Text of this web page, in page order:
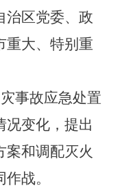
治区党委、政
重大、特别重
事故应急处置
况变化，提出
案和调配灭火
战。